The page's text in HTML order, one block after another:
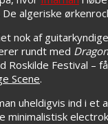
algeriske
nok af
rundt med
Roskilde Festival –
Scene.
uheldigvis ind i et
minimalistisk